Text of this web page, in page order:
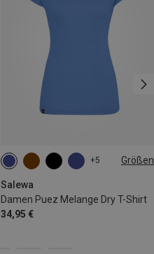
+5 Größen
Salewa
Damen Puez Melange Dry T-Shirt
34,95 €
XS S M